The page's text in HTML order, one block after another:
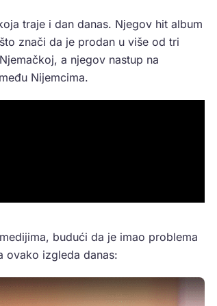
traje i dan danas. Njegov hit album
znači da je prodan u više od tri
a njegov nastup na
Nijemcima.
budući da je imao problema
ovako izgleda danas: